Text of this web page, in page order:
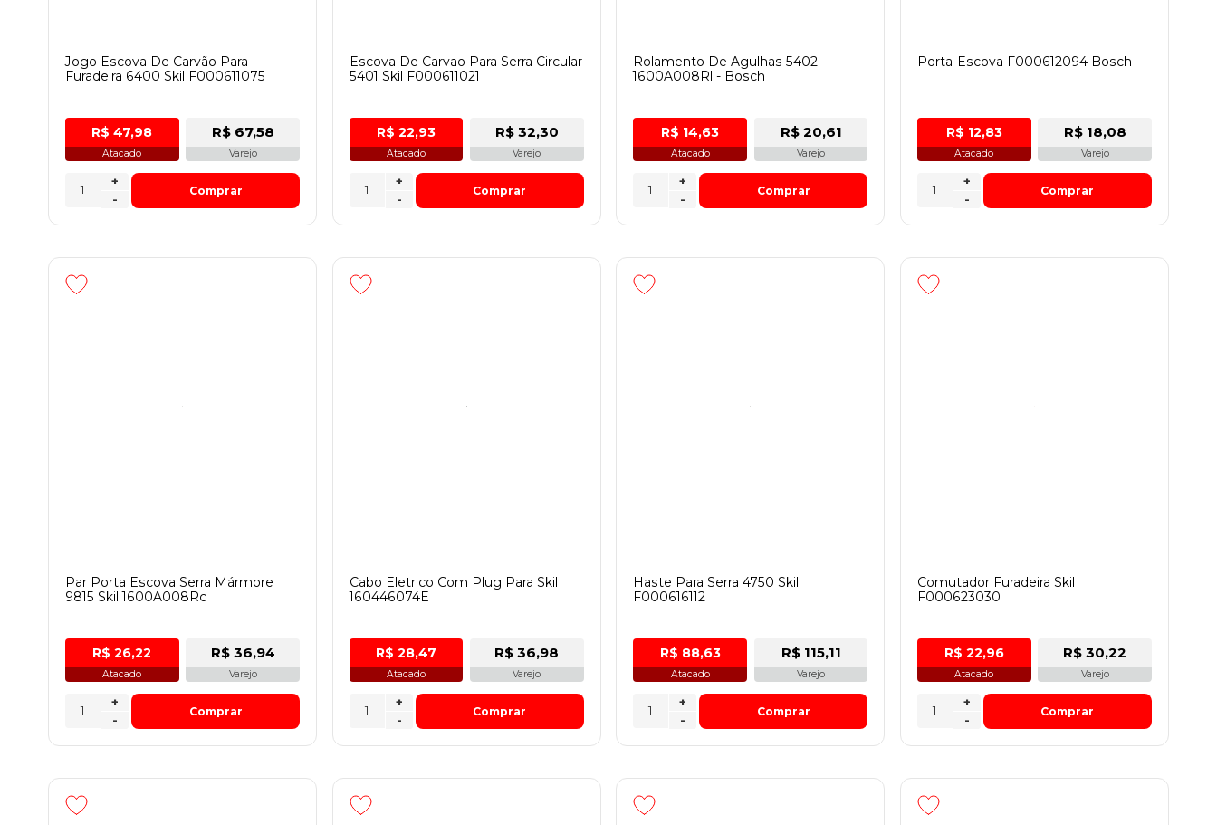
Jogo Escova De Carvão Para
Furadeira 6400 Skil F000611075
R$ 47,98
Atacado
R$ 67,58
Varejo
-
+
Comprar
Escova De Carvao Para Serra Circular
5401 Skil F000611021
R$ 22,93
Atacado
R$ 32,30
Varejo
-
+
Comprar
Rolamento De Agulhas 5402 -
1600A008Rl - Bosch
R$ 14,63
Atacado
R$ 20,61
Varejo
-
+
Comprar
Porta-Escova F000612094 Bosch
R$ 12,83
Atacado
R$ 18,08
Varejo
-
+
Comprar
Par Porta Escova Serra Mármore
9815 Skil 1600A008Rc
R$ 26,22
Atacado
R$ 36,94
Varejo
-
+
Comprar
Cabo Eletrico Com Plug Para Skil
160446074E
R$ 28,47
Atacado
R$ 36,98
Varejo
-
+
Comprar
Haste Para Serra 4750 Skil
F000616112
R$ 88,63
Atacado
R$ 115,11
Varejo
-
+
Comprar
Comutador Furadeira Skil
F000623030
R$ 22,96
Atacado
R$ 30,22
Varejo
-
+
Comprar